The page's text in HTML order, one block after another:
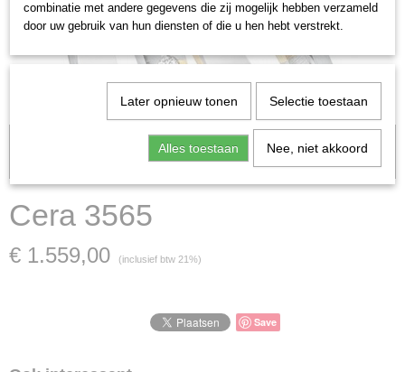
Let op: het kan voorkomen dat het product onlangs in de zaak is
verkocht; in dat geval nemen wij contact met u op.
Cera 3565
€ 1.559,00 (inclusief btw 21%)
Save
combinatie met andere gegevens die zij mogelijk hebben verzameld
door uw gebruik van hun diensten of die u hen hebt verstrekt.
Later opnieuw tonen Selectie toestaan
Alles toestaan Nee, niet akkoord